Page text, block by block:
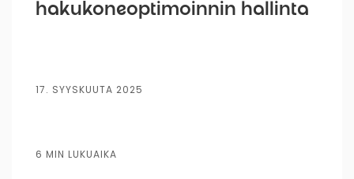
hakukoneoptimoinnin hallinta
17. SYYSKUUTA 2025
6 MIN LUKUAIKA